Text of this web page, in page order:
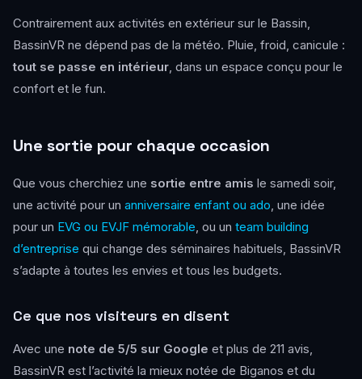
Contrairement aux activités en extérieur sur le Bassin,
BassinVR ne dépend pas de la météo. Pluie, froid, canicule :
tout se passe en intérieur, dans un espace conçu pour le
confort et le fun.
Une sortie pour chaque occasion
Que vous cherchiez une sortie entre amis le samedi soir,
une activité pour un anniversaire enfant ou ado, une idée
pour un EVG ou EVJF mémorable, ou un team building
d’entreprise qui change des séminaires habituels, BassinVR
s’adapte à toutes les envies et tous les budgets.
Ce que nos visiteurs en disent
Avec une note de 5/5 sur Google et plus de 211 avis,
BassinVR est l’activité la mieux notée de Biganos et du